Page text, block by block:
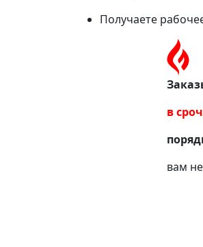
Получаете
в
вам